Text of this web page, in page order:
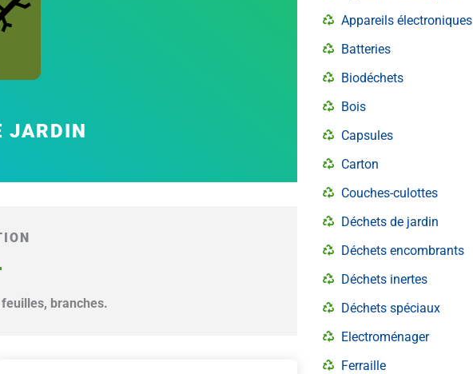
JARDIN
branches.
Appareils électroniques
Batteries
Biodéchets
Bois
Capsules
Carton
Couches-culottes
Déchets de jardin
Déchets encombrants
Déchets inertes
Déchets spéciaux
Electroménager
Ferraille